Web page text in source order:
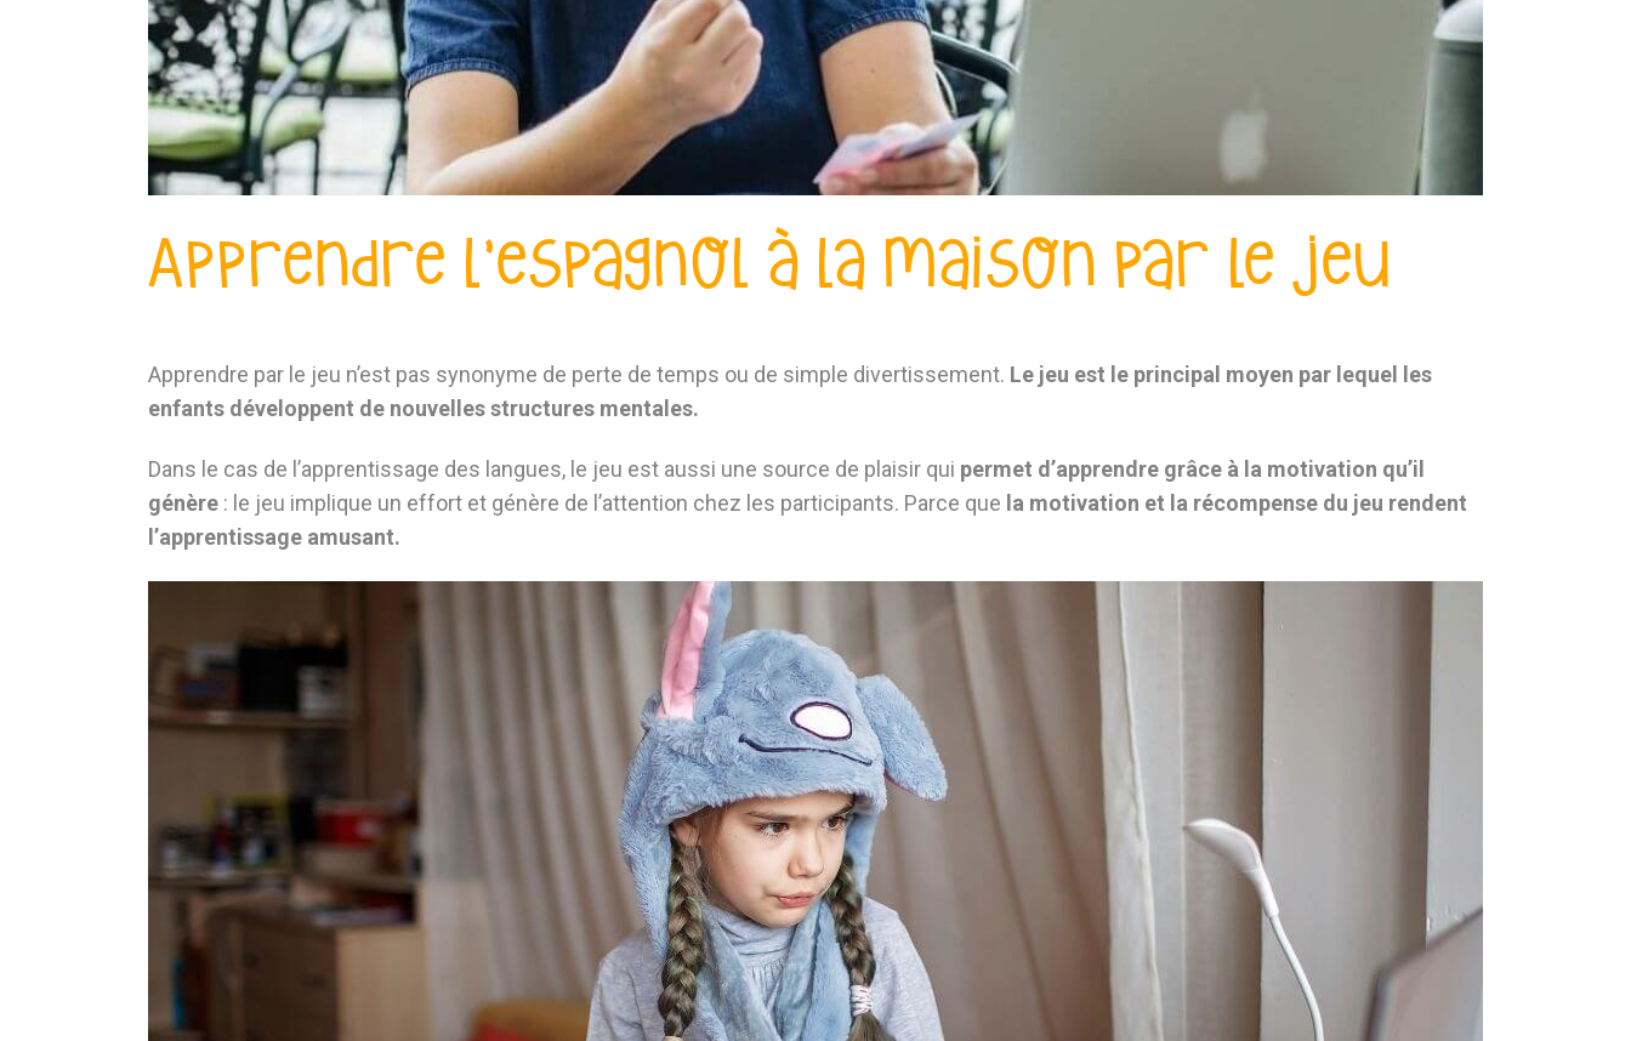
Apprendre l’espagnol à la maison par le jeu
Apprendre par le jeu n’est pas synonyme de perte de temps ou de simple divertissement. Le jeu est le principal moyen par lequel les
enfants développent de nouvelles structures mentales.
Dans le cas de l’apprentissage des langues, le jeu est aussi une source de plaisir qui permet d’apprendre grâce à la motivation qu’il
génère : le jeu implique un effort et génère de l’attention chez les participants. Parce que la motivation et la récompense du jeu rendent
l’apprentissage amusant.